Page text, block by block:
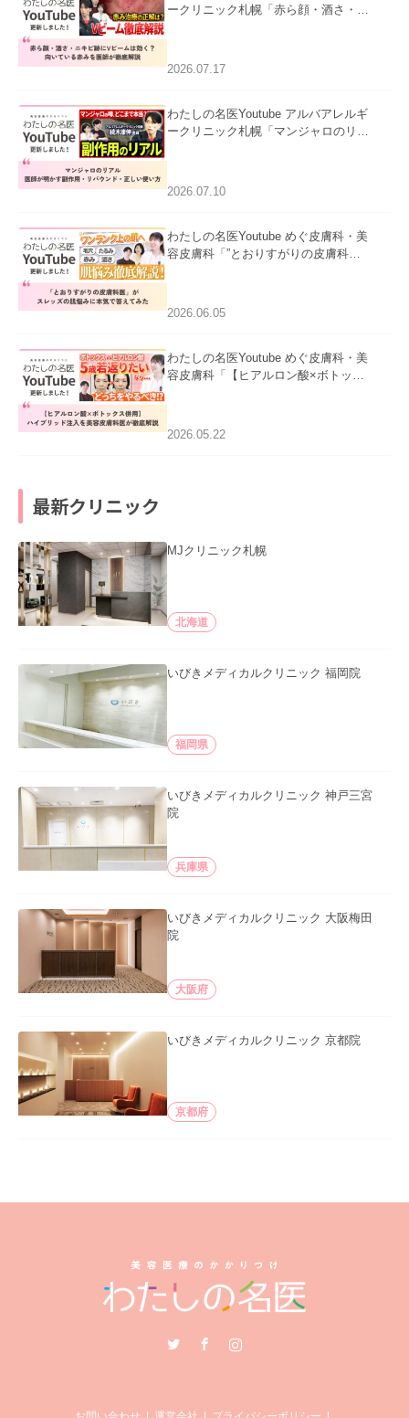
ークリニック札幌「赤ら顔・酒さ・ニ
ました。
2026.07.17
わたしの名医Youtube アルバアレルギ
ークリニック札幌「マンジャロのリア
た。
2026.07.10
わたしの名医Youtube めぐ皮膚科・美
容皮膚科「”とおりすがりの皮膚科
2026.06.05
わたしの名医Youtube めぐ皮膚科・美
容皮膚科「【ヒアルロン酸×ボトック
た。
2026.05.22
最新クリニック
MJクリニック札幌
北海道
いびきメディカルクリニック 福岡院
福岡県
いびきメディカルクリニック 神戸三宮
院
兵庫県
いびきメディカルクリニック 大阪梅田
院
大阪府
いびきメディカルクリニック 京都院
京都府
Instagram